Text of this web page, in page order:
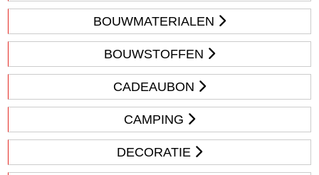
BOUWMATERIALEN
BOUWSTOFFEN
CADEAUBON
CAMPING
DECORATIE